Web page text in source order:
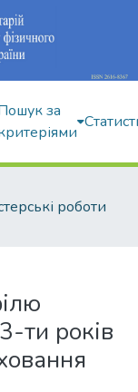
за
роботи
ти років